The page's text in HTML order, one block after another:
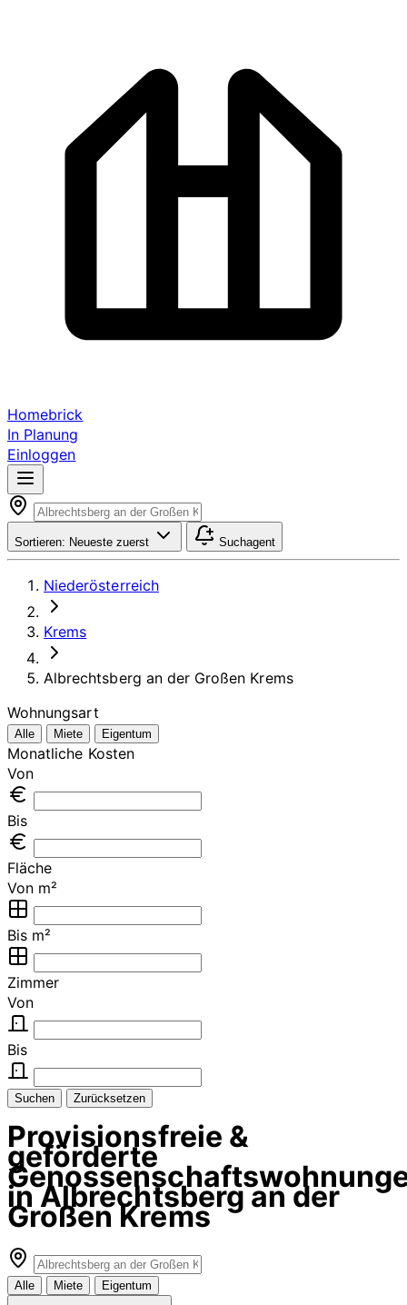
Homebrick
In Planung
Einloggen
Sortieren: Neueste zuerst Suchagent
Niederösterreich
Krems
Albrechtsberg an der Großen Krems
Wohnungsart
Alle Miete Eigentum
Monatliche Kosten
Von
Bis
Fläche
Von m²
Bis m²
Zimmer
Von
Bis
Suchen Zurücksetzen
Provisionsfreie &
geförderte
in Albrechtsberg an der
Großen Krems
Alle Miete Eigentum